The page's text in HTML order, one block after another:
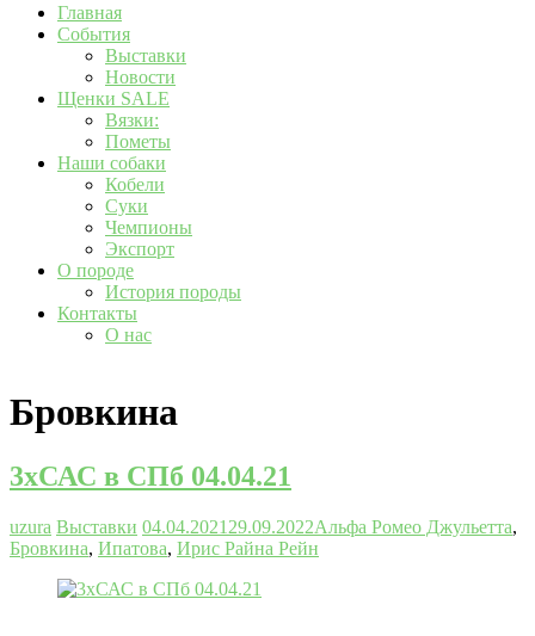
Главная
События
Выставки
Новости
Щенки SALE
Вязки:
Пометы
Наши собаки
Кобели
Суки
Чемпионы
Экспорт
О породе
История породы
Контакты
О нас
Бровкина
3хСАС в СПб 04.04.21
uzura Выставки 04.04.2021 29.09.2022Альфа Ромео Джульетта,
Бровкина, Ипатова, Ирис Райна Рейн